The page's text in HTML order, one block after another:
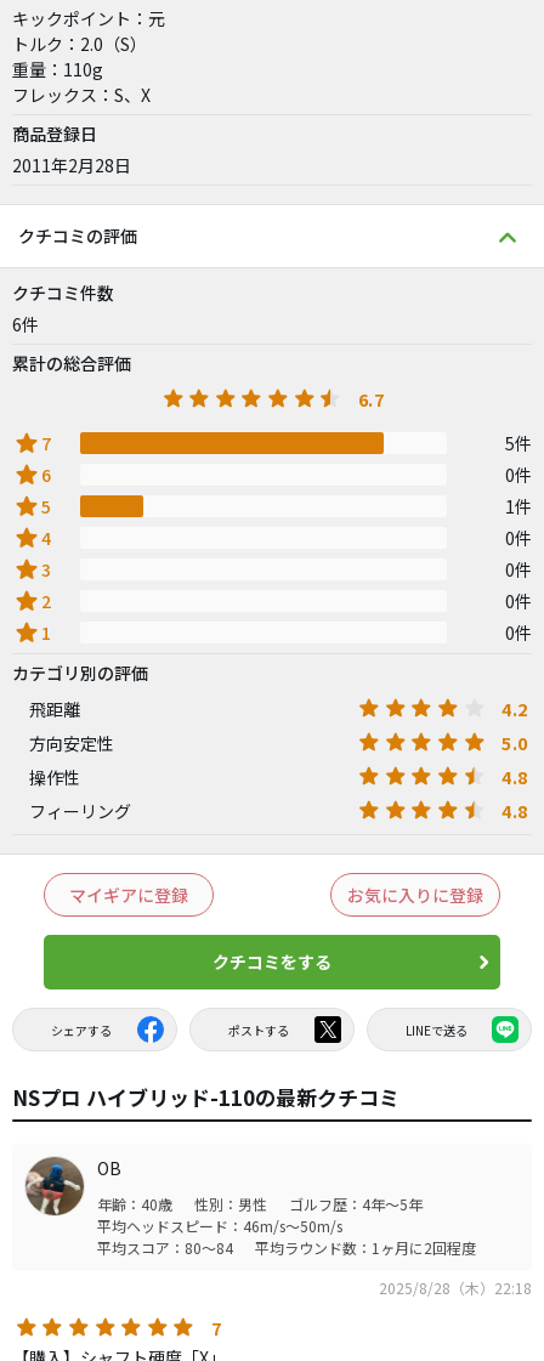
キックポイント：元
トルク：2.0（S）
重量：110g
フレックス：S、X
商品登録日
2011年2月28日
クチコミの評価
クチコミ件数
6件
累計の総合評価
6.7
star 7 5件
star 6 0件
star5 1件
star4 0件
star3 0件
star 2 0件
star 1
0件
カテゴリ別の評価
飛距離
4.2
方向安定性 5.0
操作性 4.8
フィーリング 4.8
マイギアに登録 お気に入りに登録
クチコミをする
シェアする ポストする LINEで送る
NSプロ ハイブリッド-110の最新クチコミ
OB
年齢：40歳 性別：男性
ゴルフ歴：4年～5年
平均ヘッドスピード：46m/s～50m/s
平均スコア：80～84
平均ラウンド数：1ヶ月に2回程度
2025/8/28（木）22:18
7